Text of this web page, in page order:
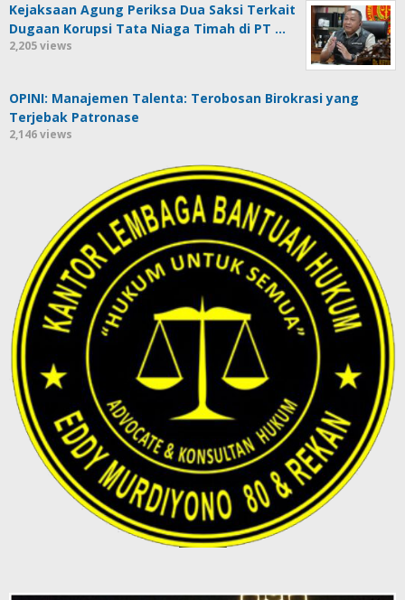
Kejaksaan Agung Periksa Dua Saksi Terkait
Dugaan Korupsi Tata Niaga Timah di PT …
2,205 views
OPINI: Manajemen Talenta: Terobosan Birokrasi yang
Terjebak Patronase
2,146 views